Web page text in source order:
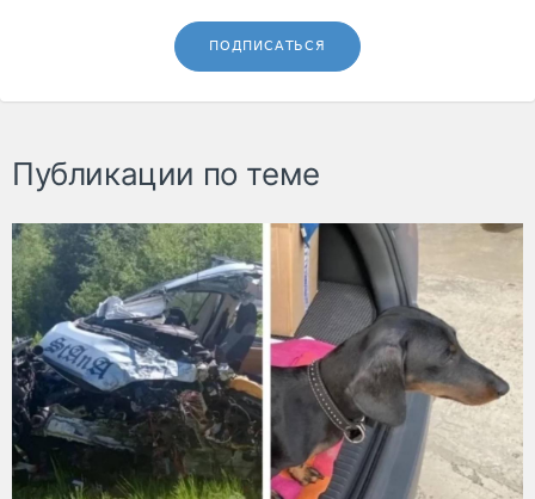
ПОДПИСАТЬСЯ
Публикации по теме